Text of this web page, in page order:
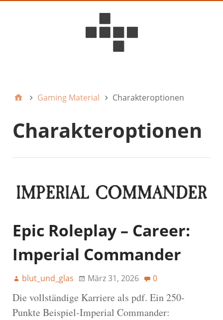
Gaming Material Charakteroptionen
Charakteroptionen
Epic Roleplay – Career:
Imperial Commander
blut_und_glas März 31, 2026 0
Die vollständige Karriere als pdf. Ein 250-
Punkte Beispiel-Imperial Commander: